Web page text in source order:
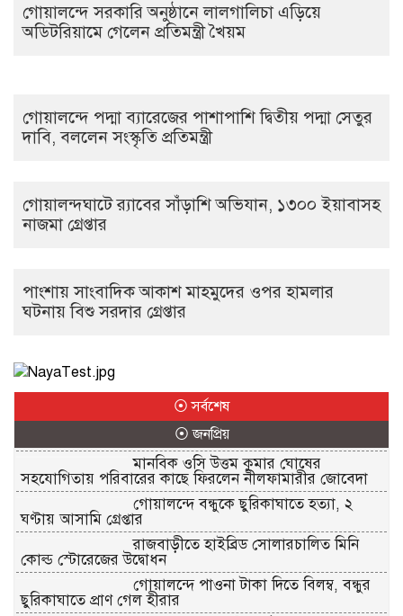
গোয়ালন্দে সরকারি অনুষ্ঠানে লালগালিচা এড়িয়ে
অডিটরিয়ামে গেলেন প্রতিমন্ত্রী খৈয়ম
গোয়ালন্দে পদ্মা ব্যারেজের পাশাপাশি দ্বিতীয় পদ্মা সেতুর
দাবি, বললেন সংস্কৃতি প্রতিমন্ত্রী
গোয়ালন্দঘাটে র‌্যাবের সাঁড়াশি অভিযান, ১৩০০ ইয়াবাসহ
নাজমা গ্রেপ্তার
পাংশায় সাংবাদিক আকাশ মাহমুদের ওপর হামলার
ঘটনায় বিশু সরদার গ্রেপ্তার
⦿ সর্বশেষ
⦿ জনপ্রিয়
মানবিক ওসি উত্তম কুমার ঘোষের
সহযোগিতায় পরিবারের কাছে ফিরলেন নীলফামারীর জোবেদা
গোয়ালন্দে বন্ধুকে ছুরিকাঘাতে হত্যা, ২
ঘণ্টায় আসামি গ্রেপ্তার
রাজবাড়ীতে হাইব্রিড সোলারচালিত মিনি
কোল্ড স্টোরেজের উদ্বোধন
গোয়ালন্দে পাওনা টাকা দিতে বিলম্ব, বন্ধুর
ছুরিকাঘাতে প্রাণ গেল হীরার